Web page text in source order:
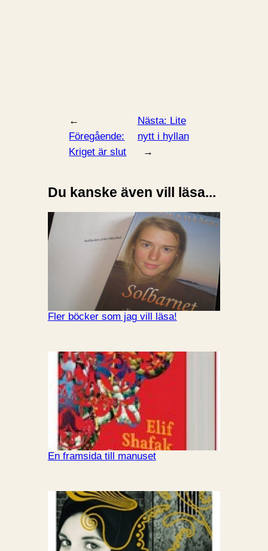
←
Föregående:
Kriget är slut
Nästa: Lite
nytt i hyllan
→
Du kanske även vill läsa...
Fler böcker som jag vill läsa!
En framsida till manuset